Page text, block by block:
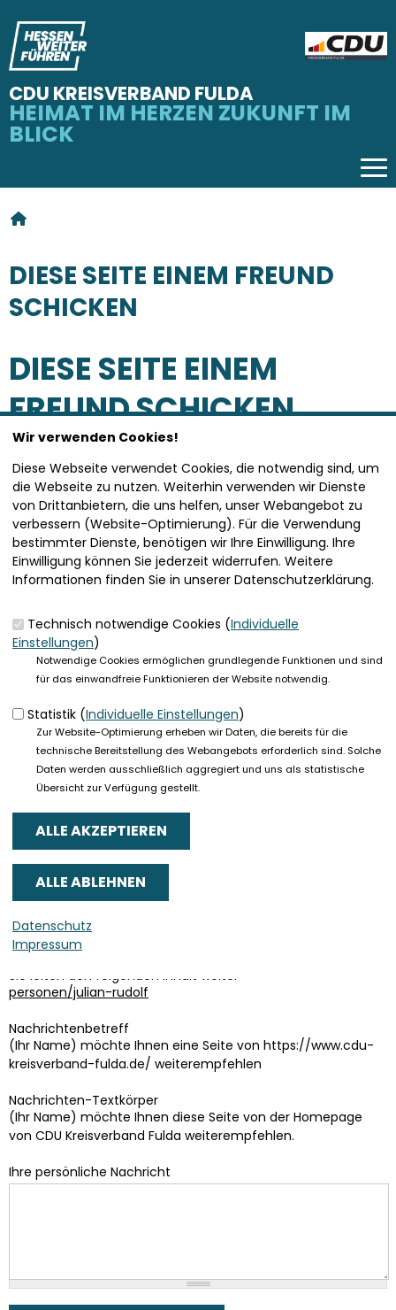
CDU KREISVERBAND FULDA
HEIMAT IM HERZEN ZUKUNFT IM
BLICK
SIE SIND HIER
DIESE SEITE EINEM FREUND
SCHICKEN
DIESE SEITE EINEM
FREUND SCHICKEN
SEITE VERSENDEN
Vielen Dank, dass Sie die Inhalte unserer Homepage
weiterempfehlen.
Anmerkung: Ihre E-Mail-Adresse wird benötigt um die
Personen, denen Sie die Seite weiterempfehlen, zu
kein Spam ist.
Das mit * gekennzeichnete Feld ist ein Pflichtfeld.
Eigene E-Mail-Adresse *
Eigener Name*
Senden an*
Sie können mehrere Empfänger mit Komma getrennt eingeben.
Sie leiten den folgenden Inhalt weiter
personen/julian-rudolf
Nachrichtenbetreff
(Ihr Name) möchte Ihnen eine Seite von https://www.cdu-
kreisverband-fulda.de/ weiterempfehlen
Nachrichten-Textkörper
(Ihr Name) möchte Ihnen diese Seite von der Homepage
von CDU Kreisverband Fulda weiterempfehlen.
Ihre persönliche Nachricht
Wir verwenden Cookies!
Diese Webseite verwendet Cookies, die notwendig sind, um
die Webseite zu nutzen. Weiterhin verwenden wir Dienste
von Drittanbietern, die uns helfen, unser Webangebot zu
verbessern (Website-Optimierung). Für die Verwendung
bestimmter Dienste, benötigen wir Ihre Einwilligung. Ihre
Einwilligung können Sie jederzeit widerrufen. Weitere
Informationen finden Sie in unserer Datenschutzerklärung.
Technisch notwendige Cookies (Individuelle
Einstellungen)
Notwendige Cookies ermöglichen grundlegende Funktionen und sind
für das einwandfreie Funktionieren der Website notwendig.
Statistik (Individuelle Einstellungen)
Zur Website-Optimierung erheben wir Daten, die bereits für die
technische Bereitstellung des Webangebots erforderlich sind. Solche
Daten werden ausschließlich aggregiert und uns als statistische
Übersicht zur Verfügung gestellt.
Datenschutz
Impressum